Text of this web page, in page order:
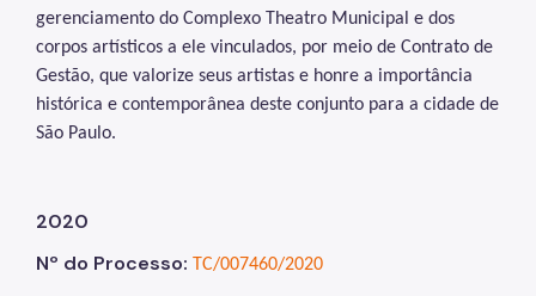
gerenciamento do Complexo Theatro Municipal e dos
corpos artísticos a ele vinculados, por meio de Contrato de
Gestão, que valorize seus artistas e honre a importância
histórica e contemporânea deste conjunto para a cidade de
São Paulo.
2020
Nº do Processo: TC/007460/2020